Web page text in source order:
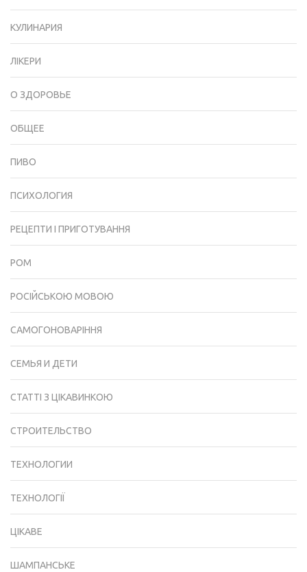
КУЛИНАРИЯ
ЛІКЕРИ
О ЗДОРОВЬЕ
ОБЩЕЕ
ПИВО
ПСИХОЛОГИЯ
РЕЦЕПТИ І ПРИГОТУВАННЯ
РОМ
РОСІЙСЬКОЮ МОВОЮ
САМОГОНОВАРІННЯ
СЕМЬЯ И ДЕТИ
СТАТТІ З ЦІКАВИНКОЮ
СТРОИТЕЛЬСТВО
ТЕХНОЛОГИИ
ТЕХНОЛОГІЇ
ЦІКАВЕ
ШАМПАНСЬКЕ